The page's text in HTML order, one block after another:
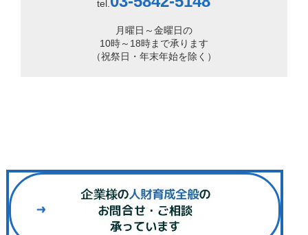
tel.
月曜日～金曜日の
10時～18時まで承ります
（祝祭日・年末年始を除く）